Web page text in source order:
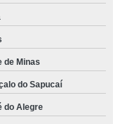
de Minas
do Sapucaí
do Alegre